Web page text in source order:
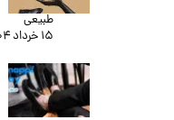
طبیعی
۱۵ خرداد ۰۴